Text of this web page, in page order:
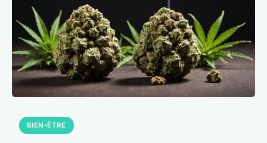
BIEN-ÊTRE